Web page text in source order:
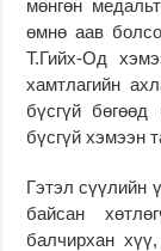
мөнгөн
өмнө аав
Т.Гийх-Од
хамтлагийн
бүсгүй
бүсгүй хэмээн
Гэтэл сүүлийн
байсан
балчирхан